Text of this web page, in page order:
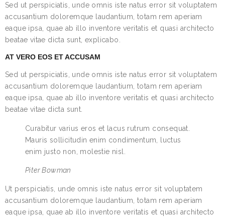
Sed ut perspiciatis, unde omnis iste natus error sit voluptatem
accusantium doloremque laudantium, totam rem aperiam
eaque ipsa, quae ab illo inventore veritatis et quasi architecto
beatae vitae dicta sunt, explicabo.
AT VERO EOS ET ACCUSAM
Sed ut perspiciatis, unde omnis iste natus error sit voluptatem
accusantium doloremque laudantium, totam rem aperiam
eaque ipsa, quae ab illo inventore veritatis et quasi architecto
beatae vitae dicta sunt.
Curabitur varius eros et lacus rutrum consequat.
Mauris sollicitudin enim condimentum, luctus
enim justo non, molestie nisl.
Piter Bowman
Ut perspiciatis, unde omnis iste natus error sit voluptatem
accusantium doloremque laudantium, totam rem aperiam
eaque ipsa, quae ab illo inventore veritatis et quasi architecto